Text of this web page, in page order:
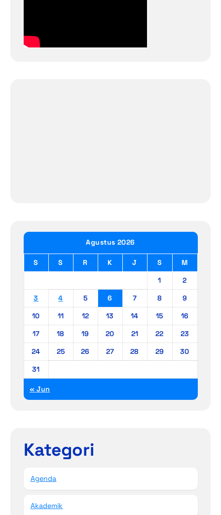
Agustus 2026
S S R K J S
M
1
2
3
4 5 6 7 8
9
10
11 12 13 14 15
16
17
18 19 20 21 22
23
24
25 26 27 28 29
30
31
« Jun
Kategori
Agenda
Akademik